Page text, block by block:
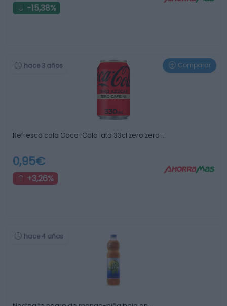
-15,38%
hace 3 años Comparar
Refresco cola Coca-Cola lata 33cl zero zero …
0,95€
+3,26%
hace 4 años